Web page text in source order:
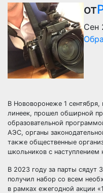
от
Сен
В Нововоронеже 1
линеек, прошел обширной
образовательной
АЭС, органы
также общественные
школьников с наступлением
В 2023 году за парты сядут
получил набор со всем
в рамках ежегодной акции